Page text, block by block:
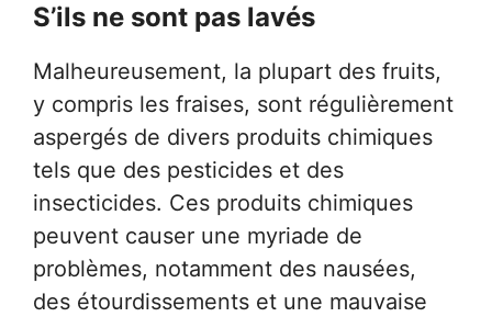
S’ils ne sont pas lavés
Malheureusement, la plupart des fruits,
y compris les fraises, sont régulièrement
aspergés de divers produits chimiques
tels que des pesticides et des
insecticides. Ces produits chimiques
peuvent causer une myriade de
problèmes, notamment des nausées,
des étourdissements et une mauvaise